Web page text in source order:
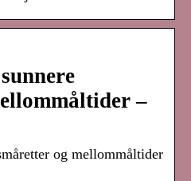
–
og mellommåltider